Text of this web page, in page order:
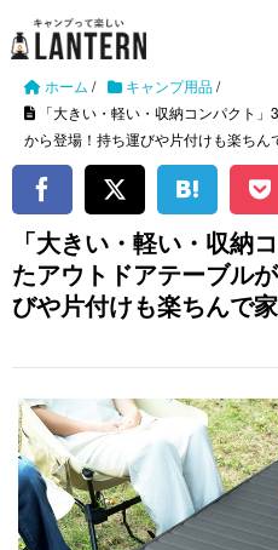
ホーム / キャンプ用品/
「大きい・軽い・収納コンパクト
から登場！持ち運びや片付けも楽ちん
「大きい・軽い・収納
たアウトドアテーブル
びや片付けも楽ちんで